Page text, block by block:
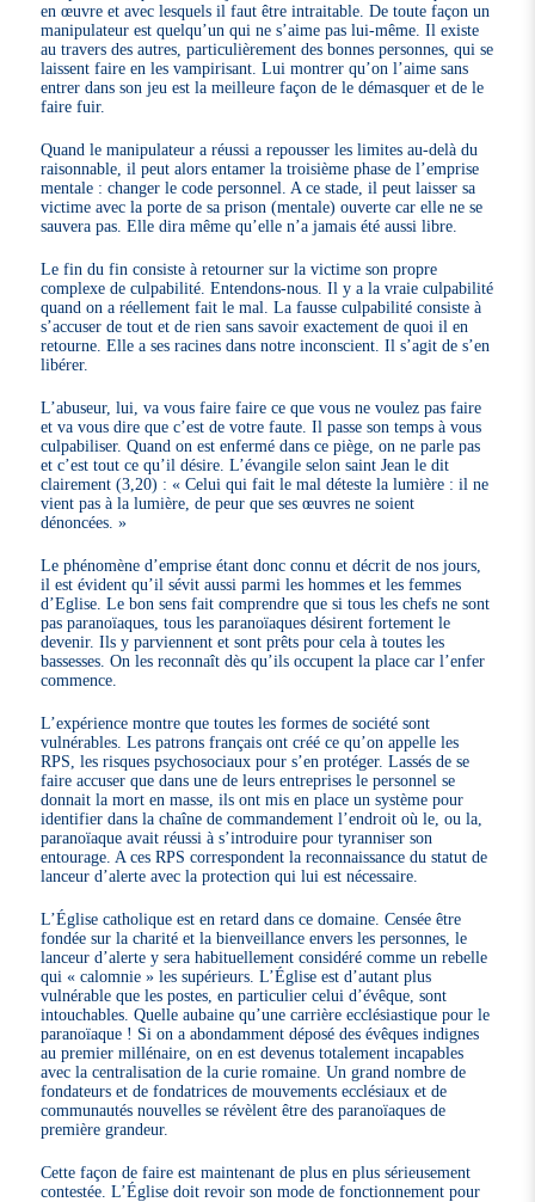
en œuvre et avec lesquels il faut être intraitable. De toute façon un
manipulateur est quelqu’un qui ne s’aime pas lui-même. Il existe
au travers des autres, particulièrement des bonnes personnes, qui se
laissent faire en les vampirisant. Lui montrer qu’on l’aime sans
entrer dans son jeu est la meilleure façon de le démasquer et de le
faire fuir.
Quand le manipulateur a réussi a repousser les limites au-delà du
raisonnable, il peut alors entamer la troisième phase de l’emprise
mentale : changer le code personnel. A ce stade, il peut laisser sa
victime avec la porte de sa prison (mentale) ouverte car elle ne se
sauvera pas. Elle dira même qu’elle n’a jamais été aussi libre.
Le fin du fin consiste à retourner sur la victime son propre
complexe de culpabilité. Entendons-nous. Il y a la vraie culpabilité
quand on a réellement fait le mal. La fausse culpabilité consiste à
s’accuser de tout et de rien sans savoir exactement de quoi il en
retourne. Elle a ses racines dans notre inconscient. Il s’agit de s’en
libérer.
L’abuseur, lui, va vous faire faire ce que vous ne voulez pas faire
et va vous dire que c’est de votre faute. Il passe son temps à vous
culpabiliser. Quand on est enfermé dans ce piège, on ne parle pas
et c’est tout ce qu’il désire. L’évangile selon saint Jean le dit
clairement (3,20) : « Celui qui fait le mal déteste la lumière : il ne
vient pas à la lumière, de peur que ses œuvres ne soient
dénoncées. »
Le phénomène d’emprise étant donc connu et décrit de nos jours,
il est évident qu’il sévit aussi parmi les hommes et les femmes
d’Eglise. Le bon sens fait comprendre que si tous les chefs ne sont
pas paranoïaques, tous les paranoïaques désirent fortement le
devenir. Ils y parviennent et sont prêts pour cela à toutes les
bassesses. On les reconnaît dès qu’ils occupent la place car l’enfer
commence.
L’expérience montre que toutes les formes de société sont
vulnérables. Les patrons français ont créé ce qu’on appelle les
RPS, les risques psychosociaux pour s’en protéger. Lassés de se
faire accuser que dans une de leurs entreprises le personnel se
donnait la mort en masse, ils ont mis en place un système pour
identifier dans la chaîne de commandement l’endroit où le, ou la,
paranoïaque avait réussi à s’introduire pour tyranniser son
entourage. A ces RPS correspondent la reconnaissance du statut de
lanceur d’alerte avec la protection qui lui est nécessaire.
L’Église catholique est en retard dans ce domaine. Censée être
fondée sur la charité et la bienveillance envers les personnes, le
lanceur d’alerte y sera habituellement considéré comme un rebelle
qui « calomnie » les supérieurs. L’Église est d’autant plus
vulnérable que les postes, en particulier celui d’évêque, sont
intouchables. Quelle aubaine qu’une carrière ecclésiastique pour le
paranoïaque ! Si on a abondamment déposé des évêques indignes
au premier millénaire, on en est devenus totalement incapables
avec la centralisation de la curie romaine. Un grand nombre de
fondateurs et de fondatrices de mouvements ecclésiaux et de
communautés nouvelles se révèlent être des paranoïaques de
première grandeur.
Cette façon de faire est maintenant de plus en plus sérieusement
contestée. L’Église doit revoir son mode de fonctionnement pour